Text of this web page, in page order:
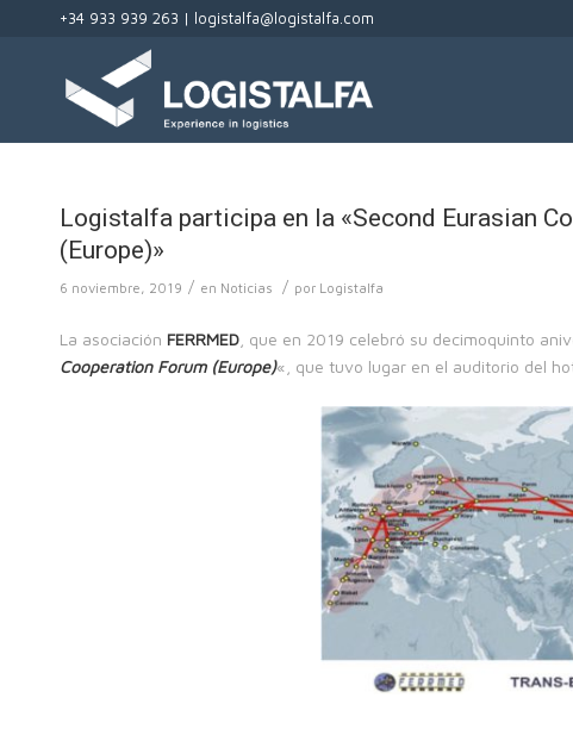
+34 933 939 263 | logistalfa@logistalfa.com
Logistalfa participa en la «Second Eurasian
(Europe)»
6 noviembre, 2019 / en Noticias / por Logistalfa
La asociación FERRMED , que en 2019 celebró su decimoquinto
Cooperation Forum (Europe)«, que tuvo lugar en el auditorio del